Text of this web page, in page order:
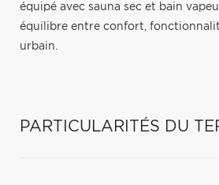
équipé avec sauna sec et bain
équilibre entre confort,
urbain.
PARTICULARITÉS DU